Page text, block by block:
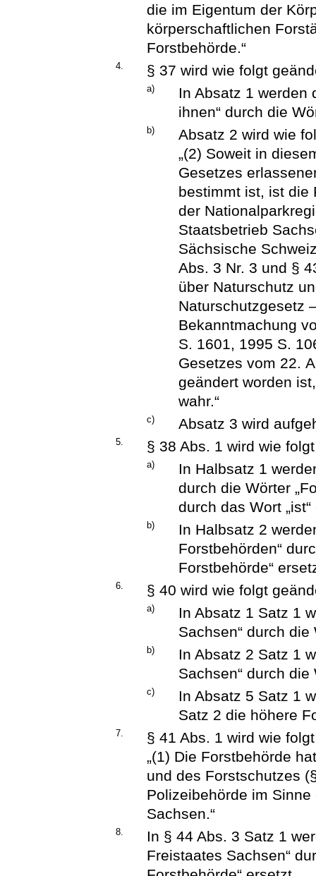
die im Eigentum der
körperschaftlichen
Forstbehörde.“
4. § 37 wird wie folgt
a)
In Absatz 1 werden
ihnen“ durch die
b)
Absatz 2 wird wie
„(2) Soweit in
Gesetzes
bestimmt ist, ist die
der
Staatsbetrieb
Sächsische
Abs. 3 Nr. 3 und §
über Naturschutz
Naturschutzgesetz
Bekanntmachung
S. 1601, 1995 S.
Gesetzes vom 22.
geändert worden
wahr.“
c) Absatz 3 wird
5. § 38 Abs. 1 wird wie
a)
In Halbsatz 1
durch die Wörter
durch das Wort
b)
In Halbsatz 2
Forstbehörden“
Forstbehörde“
6. § 40 wird wie folgt
a)
In Absatz 1 Satz 1
Sachsen“ durch die
b)
In Absatz 2 Satz 1
Sachsen“ durch die
c)
In Absatz 5 Satz 1
Satz 2 die höhere
7.
§ 41 Abs. 1 wird wie
„(1) Die Forstbehörde
und des Forstschutzes
Polizeibehörde im
Sachsen.“
8.
In § 44 Abs. 3 Satz 1
Freistaates Sachsen“